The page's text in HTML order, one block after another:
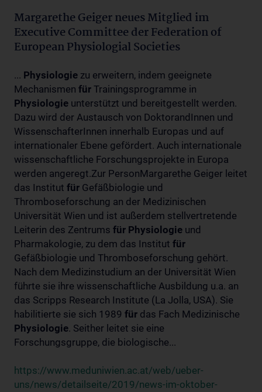
Margarethe Geiger neues Mitglied im
Executive Committee der Federation of
European Physiologial Societies
... Physiologie zu erweitern, indem geeignete
Mechanismen für Trainingsprogramme in
Physiologie unterstützt und bereitgestellt werden.
Dazu wird der Austausch von DoktorandInnen und
WissenschafterInnen innerhalb Europas und auf
internationaler Ebene gefördert. Auch internationale
wissenschaftliche Forschungsprojekte in Europa
werden angeregt.Zur PersonMargarethe Geiger leitet
das Institut für Gefäßbiologie und
Thromboseforschung an der Medizinischen
Universität Wien und ist außerdem stellvertretende
Leiterin des Zentrums für Physiologie und
Pharmakologie, zu dem das Institut für
Gefäßbiologie und Thromboseforschung gehört.
Nach dem Medizinstudium an der Universität Wien
führte sie ihre wissenschaftliche Ausbildung u.a. an
das Scripps Research Institute (La Jolla, USA). Sie
habilitierte sie sich 1989 für das Fach Medizinische
Physiologie. Seither leitet sie eine
Forschungsgruppe, die biologische...
https://www.meduniwien.ac.at/web/ueber-
uns/news/detailseite/2019/news-im-oktober-